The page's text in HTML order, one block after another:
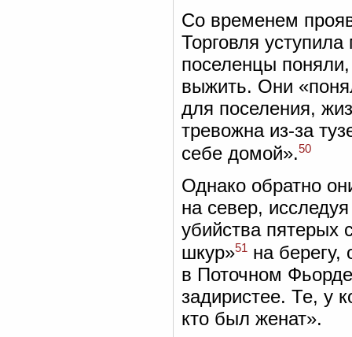
Со временем
Торговля
поселенцы
выжить. Они
для поселения,
тревожна из-за
себе домой».50
Однако обратно
на север,
убийства пятерых
шкур»51 на
в Поточном
задиристее. Те, у
кто был женат».